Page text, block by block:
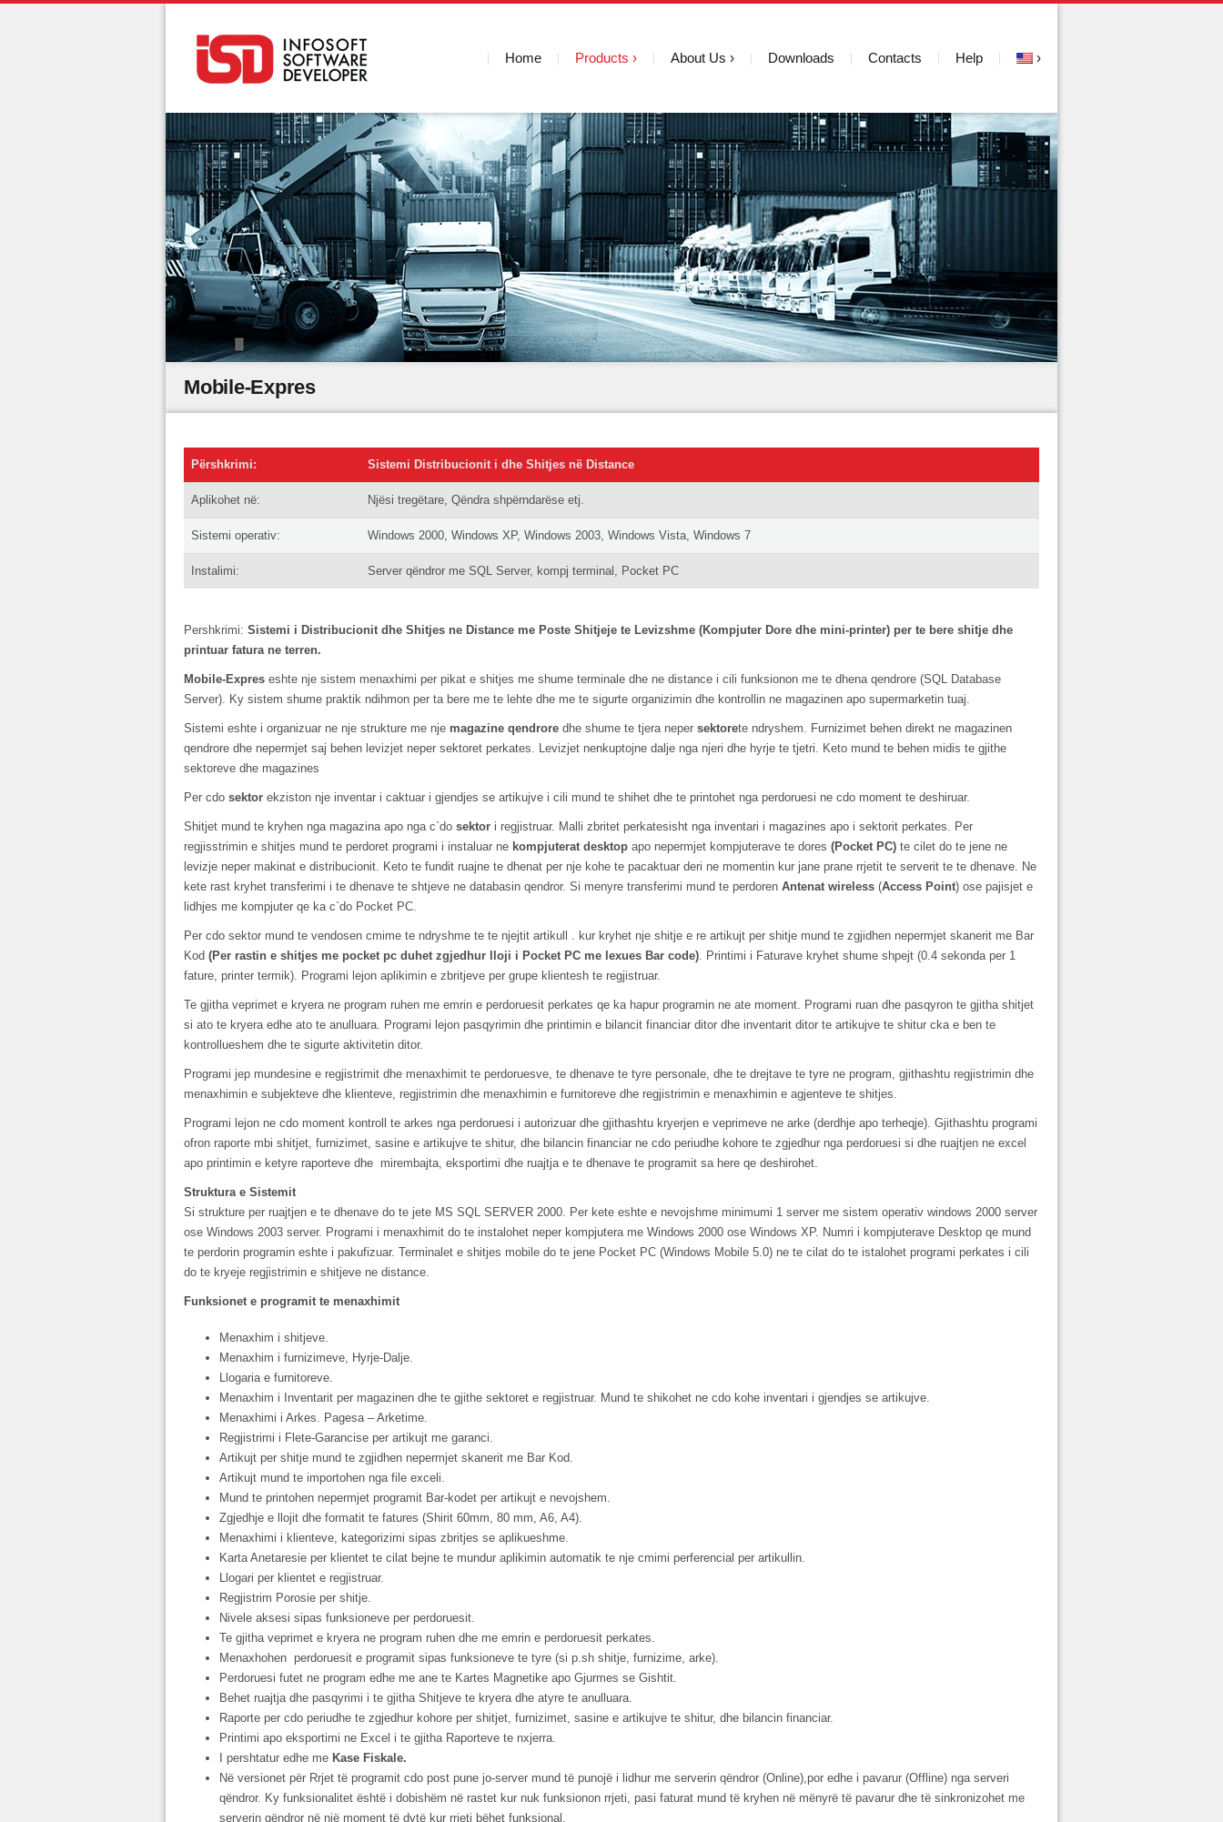
Home Products About Us Downloads Contacts Help
Mobile-Expres
Përshkrimi: Sistemi Distribucionit i dhe Shitjes në Distance
Aplikohet në: Njësi tregëtare, Qëndra shpërndarëse etj.
Sistemi operativ: Windows 2000, Windows XP, Windows 2003, Windows Vista, Windows 7
Instalimi: Server qëndror me SQL Server, kompj terminal, Pocket PC
Pershkrimi: Sistemi i Distribucionit dhe Shitjes ne Distance me Poste Shitjeje te Levizshme (Kompjuter Dore dhe mini-printer) per te bere shitje dhe
printuar fatura ne terren.
Mobile-Expres eshte nje sistem menaxhimi per pikat e shitjes me shume terminale dhe ne distance i cili funksionon me te dhena qendrore (SQL Database
Server). Ky sistem shume praktik ndihmon per ta bere me te lehte dhe me te sigurte organizimin dhe kontrollin ne magazinen apo supermarketin tuaj.
Sistemi eshte i organizuar ne nje strukture me nje magazine qendrore dhe shume te tjera neper sektorete ndryshem. Furnizimet behen direkt ne magazinen
qendrore dhe nepermjet saj behen levizjet neper sektoret perkates. Levizjet nenkuptojne dalje nga njeri dhe hyrje te tjetri. Keto mund te behen midis te gjithe
sektoreve dhe magazines
Per cdo sektor ekziston nje inventar i caktuar i gjendjes se artikujve i cili mund te shihet dhe te printohet nga perdoruesi ne cdo moment te deshiruar.
Shitjet mund te kryhen nga magazina apo nga c`do sektor i regjistruar. Malli zbritet perkatesisht nga inventari i magazines apo i sektorit perkates. Per
regjisstrimin e shitjes mund te perdoret programi i instaluar ne kompjuterat desktop apo nepermjet kompjuterave te dores (Pocket PC) te cilet do te jene ne
levizje neper makinat e distribucionit. Keto te fundit ruajne te dhenat per nje kohe te pacaktuar deri ne momentin kur jane prane rrjetit te serverit te te dhenave. Ne
kete rast kryhet transferimi i te dhenave te shtjeve ne databasin qendror. Si menyre transferimi mund te perdoren Antenat wireless (Access Point) ose pajisjet e
lidhjes me kompjuter qe ka c`do Pocket PC.
Per cdo sektor mund te vendosen cmime te ndryshme te te njejtit artikull . kur kryhet nje shitje e re artikujt per shitje mund te zgjidhen nepermjet skanerit me Bar
Kod (Per rastin e shitjes me pocket pc duhet zgjedhur lloji i Pocket PC me lexues Bar code). Printimi i Faturave kryhet shume shpejt (0.4 sekonda per 1
fature, printer termik). Programi lejon aplikimin e zbritjeve per grupe klientesh te regjistruar.
Te gjitha veprimet e kryera ne program ruhen me emrin e perdoruesit perkates qe ka hapur programin ne ate moment. Programi ruan dhe pasqyron te gjitha shitjet
si ato te kryera edhe ato te anulluara. Programi lejon pasqyrimin dhe printimin e bilancit financiar ditor dhe inventarit ditor te artikujve te shitur cka e ben te
kontrollueshem dhe te sigurte aktivitetin ditor.
Programi jep mundesine e regjistrimit dhe menaxhimit te perdoruesve, te dhenave te tyre personale, dhe te drejtave te tyre ne program, gjithashtu regjistrimin dhe
menaxhimin e subjekteve dhe klienteve, regjistrimin dhe menaxhimin e furnitoreve dhe regjistrimin e menaxhimin e agjenteve te shitjes.
Programi lejon ne cdo moment kontroll te arkes nga perdoruesi i autorizuar dhe gjithashtu kryerjen e veprimeve ne arke (derdhje apo terheqje). Gjithashtu programi
ofron raporte mbi shitjet, furnizimet, sasine e artikujve te shitur, dhe bilancin financiar ne cdo periudhe kohore te zgjedhur nga perdoruesi si dhe ruajtjen ne excel
apo printimin e ketyre raporteve dhe mirembajta, eksportimi dhe ruajtja e te dhenave te programit sa here qe deshirohet.
Struktura e Sistemit
Si strukture per ruajtjen e te dhenave do te jete MS SQL SERVER 2000. Per kete eshte e nevojshme minimumi 1 server me sistem operativ windows 2000 server
ose Windows 2003 server. Programi i menaxhimit do te instalohet neper kompjutera me Windows 2000 ose Windows XP. Numri i kompjuterave Desktop qe mund
te perdorin programin eshte i pakufizuar. Terminalet e shitjes mobile do te jene Pocket PC (Windows Mobile 5.0) ne te cilat do te istalohet programi perkates i cili
do te kryeje regjistrimin e shitjeve ne distance.
Funksionet e programit te menaxhimit
Menaxhim i shitjeve.
Menaxhim i furnizimeve, Hyrje-Dalje.
Llogaria e furnitoreve.
Menaxhim i Inventarit per magazinen dhe te gjithe sektoret e regjistruar. Mund te shikohet ne cdo kohe inventari i gjendjes se artikujve.
Menaxhimi i Arkes. Pagesa – Arketime.
Regjistrimi i Flete-Garancise per artikujt me garanci.
Artikujt per shitje mund te zgjidhen nepermjet skanerit me Bar Kod.
Artikujt mund te importohen nga file exceli.
Mund te printohen nepermjet programit Bar-kodet per artikujt e nevojshem.
Zgjedhje e llojit dhe formatit te fatures (Shirit 60mm, 80 mm, A6, A4).
Menaxhimi i klienteve, kategorizimi sipas zbritjes se aplikueshme.
Karta Anetaresie per klientet te cilat bejne te mundur aplikimin automatik te nje cmimi perferencial per artikullin.
Llogari per klientet e regjistruar.
Regjistrim Porosie per shitje.
Nivele aksesi sipas funksioneve per perdoruesit.
Te gjitha veprimet e kryera ne program ruhen dhe me emrin e perdoruesit perkates.
Menaxhohen perdoruesit e programit sipas funksioneve te tyre (si p.sh shitje, furnizime, arke).
Perdoruesi futet ne program edhe me ane te Kartes Magnetike apo Gjurmes se Gishtit.
Behet ruajtja dhe pasqyrimi i te gjitha Shitjeve te kryera dhe atyre te anulluara.
Raporte per cdo periudhe te zgjedhur kohore per shitjet, furnizimet, sasine e artikujve te shitur, dhe bilancin financiar.
Printimi apo eksportimi ne Excel i te gjitha Raporteve te nxjerra.
I pershtatur edhe me Kase Fiskale.
Në versionet për Rrjet të programit cdo post pune jo-server mund të punojë i lidhur me serverin qëndror (Online),por edhe i pavarur (Offline) nga serveri
qëndror. Ky funksionalitet është i dobishëm në rastet kur nuk funksionon rrjeti, pasi faturat mund të kryhen në mënyrë të pavarur dhe të sinkronizohet me
serverin qëndror në një moment të dytë kur rrjeti bëhet funksional.